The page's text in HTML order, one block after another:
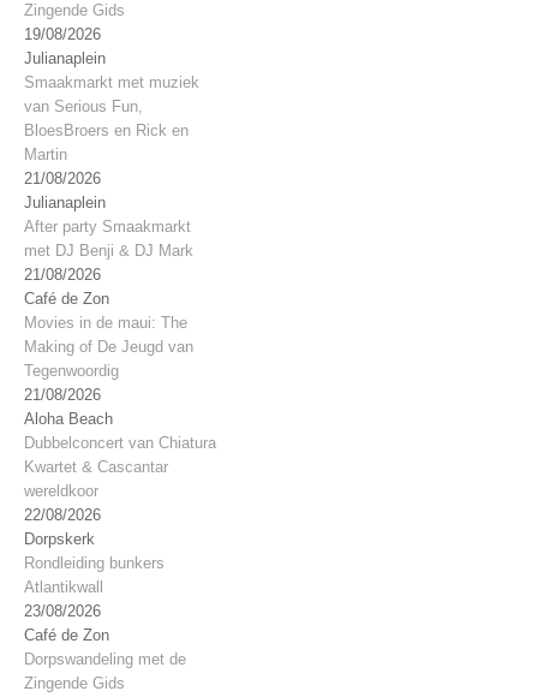
Zingende Gids
19/08/2026
Julianaplein
Smaakmarkt met muziek
van Serious Fun,
BloesBroers en Rick en
Martin
21/08/2026
Julianaplein
After party Smaakmarkt
met DJ Benji & DJ Mark
21/08/2026
Café de Zon
Movies in de maui: The
Making of De Jeugd van
Tegenwoordig
21/08/2026
Aloha Beach
Dubbelconcert van Chiatura
Kwartet & Cascantar
wereldkoor
22/08/2026
Dorpskerk
Rondleiding bunkers
Atlantikwall
23/08/2026
Café de Zon
Dorpswandeling met de
Zingende Gids